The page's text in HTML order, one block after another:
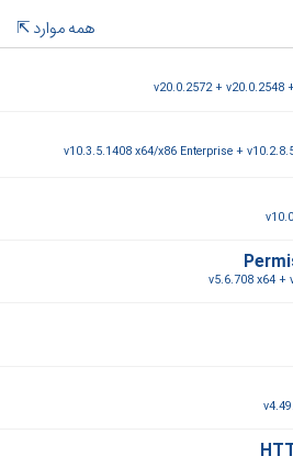
همه موارد
v20.0.2572 + v20.0.2548
v10.3.5.1408 x64/x86 Enterprise +
v5.6.708 x64 +